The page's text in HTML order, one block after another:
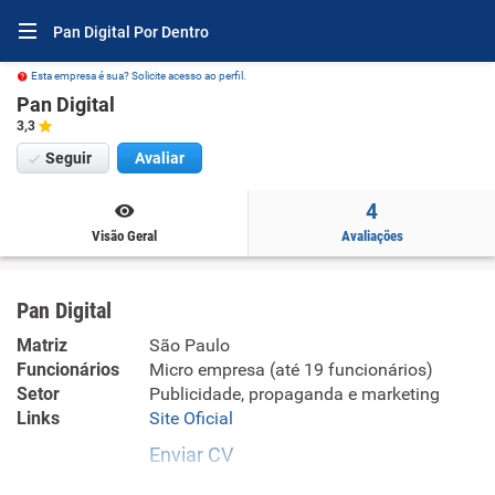
Pan Digital Por Dentro
Esta empresa é sua? Solicite acesso ao perfil.
Pan Digital
3,3
Seguir Avaliar
Visão Geral
4
Avaliações
Pan Digital
Matriz
São Paulo
Funcionários
Micro empresa (até 19 funcionários)
Setor
Publicidade, propaganda e marketing
Links
Site Oficial
Enviar CV